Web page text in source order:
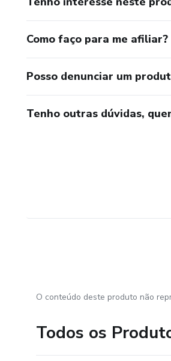
Como faço para me afiliar?
Posso denunciar um
Tenho outras dúvidas,
O conteúdo deste produto não
Todos os